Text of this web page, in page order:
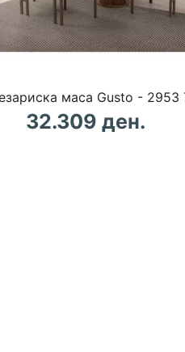
32.309 ден.